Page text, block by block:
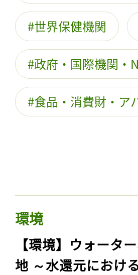
世界保健機関
政府・国際機関・
食品・消費財・ア
環境
【環境】ウォータ
地 ～水還元におけ